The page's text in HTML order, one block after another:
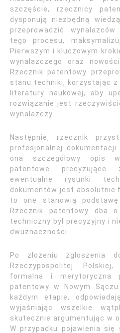
szczęście, rzecznicy
dysponują niezbędną
przeprowadzić
tego procesu,
Pierwszym i kluczowym
wynalazczego oraz
Rzecznik patentowy
stanu techniki, korzystając z
literatury naukowej, aby
rozwiązanie jest
wynalazczy.
Następnie, rzecznik
profesjonalnej dokumentacji
ona szczegółowy opis
patentowe precyzujące
ewentualne rysunki
dokumentów jest absolutnie
to one stanowią
Rzecznik patentowy dba
techniczny był precyzyjny i
dwuznaczności.
Po złożeniu zgłoszenia
Rzeczypospolitej
formalna i merytoryczna
patentowy w Nowym
każdym etapie,
wyjaśniając wszelkie
skutecznie argumentując w
W przypadku pojawienia